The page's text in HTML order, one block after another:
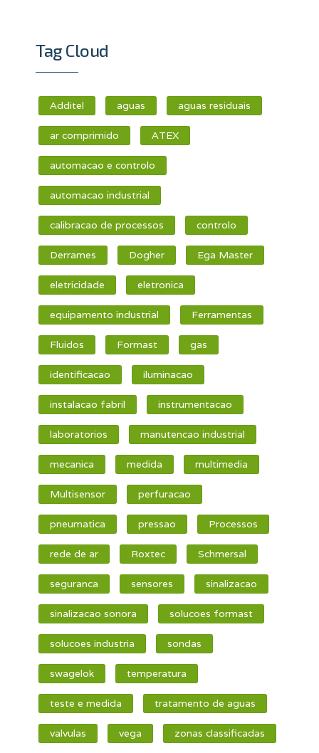
Tag Cloud
Additel aguas aguas residuais
ar comprimido ATEX
automacao e controlo
automacao industrial
calibracao de processos controlo
Derrames Dogher Ega Master
eletricidade eletronica
equipamento industrial Ferramentas
Fluidos Formast gas
identificacao iluminacao
instalacao fabril instrumentacao
laboratorios manutencao industrial
mecanica medida multimedia
Multisensor perfuracao
pneumatica pressao Processos
rede de ar Roxtec Schmersal
seguranca sensores sinalizacao
sinalizacao sonora solucoes formast
solucoes industria sondas
swagelok temperatura
teste e medida tratamento de aguas
valvulas vega zonas classificadas